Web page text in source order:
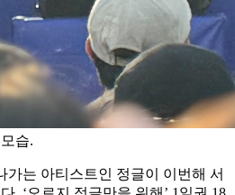
습.
가는 아티스트인 정글이 이번해 서